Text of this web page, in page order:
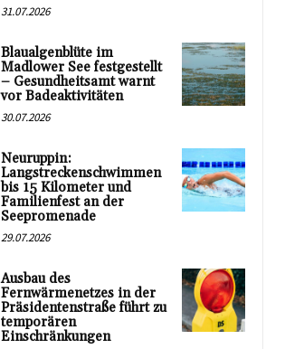
31.07.2026
Blaualgenblüte im
Madlower See festgestellt
– Gesundheitsamt warnt
vor Badeaktivitäten
30.07.2026
Neuruppin:
Langstreckenschwimmen
bis 15 Kilometer und
Familienfest an der
Seepromenade
29.07.2026
Ausbau des
Fernwärmenetzes in der
Präsidentenstraße führt zu
temporären
Einschränkungen